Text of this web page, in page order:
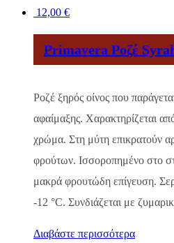
12,00 €
Primavera Ροζέ
Ροζέ ξηρός οίνος που
αφαίμαξης. Χαρακτηρίζεται
χρώμα. Στη μύτη επικρατούν
φρούτων. Ισσοροπημένο στο
μακρά φρουτώδη επίγευση.
-12‎ °C. Συνδιάζεται με
Διαβάστε περισσότερα